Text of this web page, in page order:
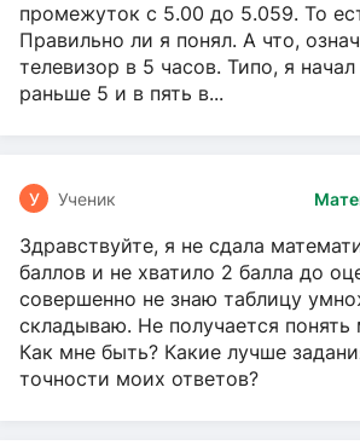
промежуток с 5.00 до 5.059. То
Правильно ли я понял. А что,
телевизор в 5 часов. Типо, я
раньше 5 и в пять в...
У Ученик
Здравствуйте, я не сдала
баллов и не хватило 2 балла до
совершенно не знаю таблицу
складываю. Не получается понять
Как мне быть? Какие лучше
точности моих ответов?